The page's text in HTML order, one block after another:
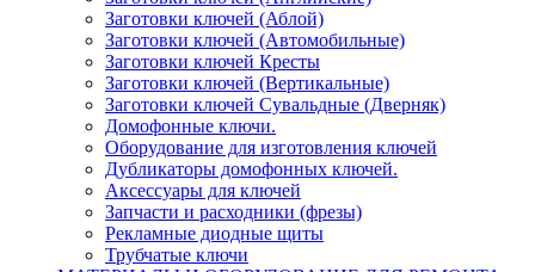
Заготовки ключей (Аблой)
Заготовки ключей (Автомобильные)
Заготовки ключей Кресты
Заготовки ключей (Вертикальные)
Заготовки ключей Сувальдные (Дверняк)
Домофонные ключи.
Оборудование для изготовления ключей
Дубликаторы домофонных ключей.
Аксессуары для ключей
Запчасти и расходники (фрезы)
Рекламные диодные щиты
Трубчатые ключи